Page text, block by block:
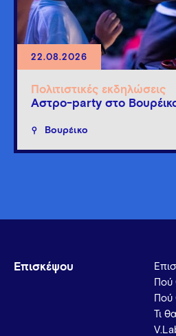
22.08.2026
Πολιτιστικές εκδηλώσεις
Άστρο-party στο
Βουρέικο
Επισκέψου
Πού
Τι